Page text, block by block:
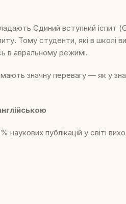
Єдиний вступний іспит
Тому студенти, які в школі
в авральному режимі.
значну перевагу — як у
публікацій у світі